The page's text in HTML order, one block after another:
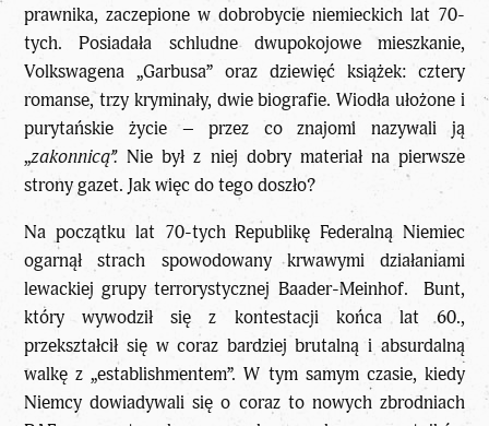
prawnika, zaczepione w dobrobycie niemieckich lat 70-
tych. Posiadała schludne dwupokojowe mieszkanie,
Volkswagena „Garbusa” oraz dziewięć książek: cztery
romanse, trzy kryminały, dwie biografie. Wiodła ułożone i
purytańskie życie – przez co znajomi nazywali ją
„zakonnicą”. Nie był z niej dobry materiał na pierwsze
strony gazet. Jak więc do tego doszło?
Na początku lat 70-tych Republikę Federalną Niemiec
ogarnął strach spowodowany krwawymi działaniami
lewackiej grupy terrorystycznej Baader-Meinhof. Bunt,
który wywodził się z kontestacji końca lat 60.,
przekształcił się w coraz bardziej brutalną i absurdalną
walkę z „establishmentem”. W tym samym czasie, kiedy
Niemcy dowiadywali się o coraz to nowych zbrodniach